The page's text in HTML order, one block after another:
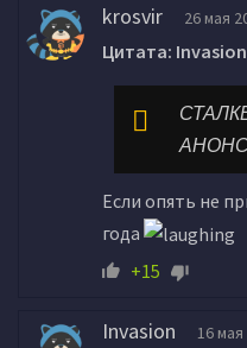
krosvir 26 мая
Цитата: Invasion
Если опять не
года
+15
Invasion 16 мая